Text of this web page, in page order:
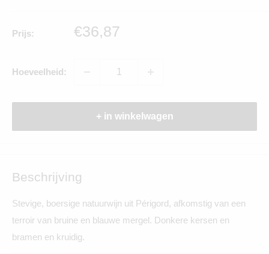
Prijs: Verkoopprijs
€36,87
Hoeveelheid:
+ in winkelwagen
Beschrijving
Stevige, boersige natuurwijn uit Périgord, afkomstig van een
terroir van bruine en blauwe mergel. Donkere kersen en
bramen en kruidig.